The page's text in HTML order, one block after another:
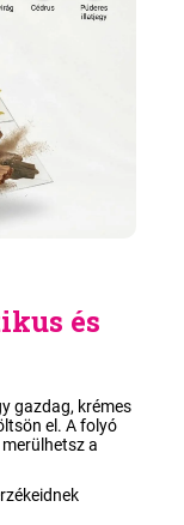
és
gazdag, krémes
el. A folyó
a